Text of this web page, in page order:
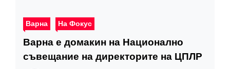
Варна На Фокус
Варна е домакин на Национално
съвещание на директорите на ЦПЛР